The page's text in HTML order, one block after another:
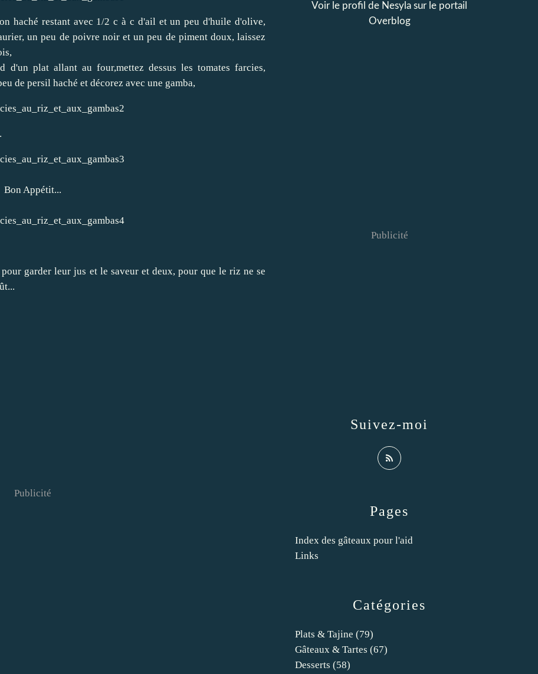
haché restant avec 1/2 c à c d'ail et un peu d'huile d'olive,
un peu de poivre noir et un peu de piment doux, laissez
d'un plat allant au four,mettez dessus les tomates farcies,
de persil haché et décorez avec une gamba,
Bon Appétit...
garder leur jus et le saveur et deux, pour que le riz ne se
Publicité
Catégories
Plats & Tajine (79)
Gâteaux & Tartes (67)
Desserts (58)
Pages
Index des gâteaux pour l'aid
Links
Voir le profil de Nesyla sur le portail
Overblog
Suivez-moi
Publicité